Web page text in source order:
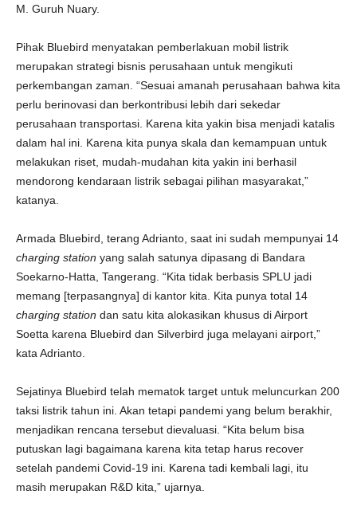
M. Guruh Nuary.
Pihak Bluebird menyatakan pemberlakuan mobil listrik
merupakan strategi bisnis perusahaan untuk mengikuti
perkembangan zaman. “Sesuai amanah perusahaan bahwa kita
perlu berinovasi dan berkontribusi lebih dari sekedar
perusahaan transportasi. Karena kita yakin bisa menjadi katalis
dalam hal ini. Karena kita punya skala dan kemampuan untuk
melakukan riset, mudah-mudahan kita yakin ini berhasil
mendorong kendaraan listrik sebagai pilihan masyarakat,”
katanya.
Armada Bluebird, terang Adrianto, saat ini sudah mempunyai 14
charging station yang salah satunya dipasang di Bandara
Soekarno-Hatta, Tangerang. “Kita tidak berbasis SPLU jadi
memang [terpasangnya] di kantor kita. Kita punya total 14
charging station dan satu kita alokasikan khusus di Airport
Soetta karena Bluebird dan Silverbird juga melayani airport,”
kata Adrianto.
Sejatinya Bluebird telah mematok target untuk meluncurkan 200
taksi listrik tahun ini. Akan tetapi pandemi yang belum berakhir,
menjadikan rencana tersebut dievaluasi. “Kita belum bisa
putuskan lagi bagaimana karena kita tetap harus recover
setelah pandemi Covid-19 ini. Karena tadi kembali lagi, itu
masih merupakan R&D kita,” ujarnya.